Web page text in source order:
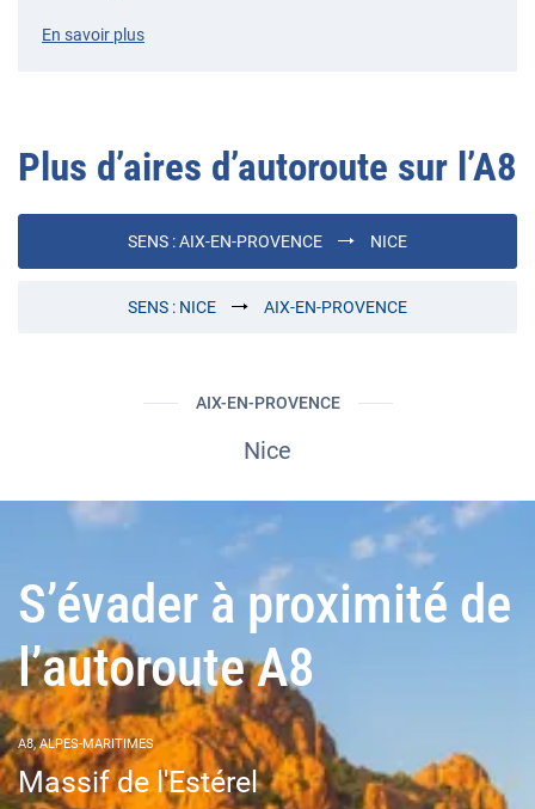
En savoir plus
Plus d’aires d’autoroute sur l’A8
SENS :AIX-EN-PROVENCE NICE
SENS : NICE AIX-EN-PROVENCE
AIX-EN-PROVENCE
Nice
S’évader à proximité de
l’autoroute A8
A8, ALPES-MARITIMES
Massif de l'Estérel